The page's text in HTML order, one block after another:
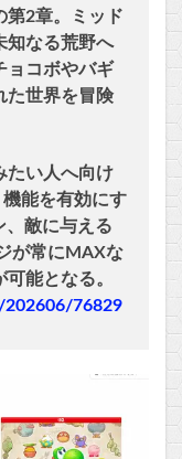
第2章。ミッド
知なる荒野へ
ョコボやバギ
た世界を冒険
たい人へ向け
機能を有効にす
、敵に与える
が常にMAXな
能となる。
76829